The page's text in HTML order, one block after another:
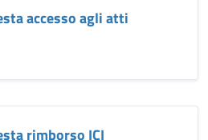
accesso agli atti
rimborso ICI